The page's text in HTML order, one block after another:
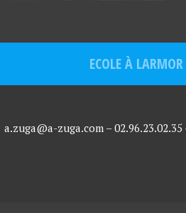
ECOLE À
a.zuga@a-zuga.com – 02.96.23.02.35